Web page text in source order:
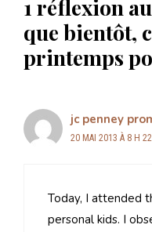
1 réflexion
que bientôt,
printemps
jc penney
20 MAI 2013 À 8 H
Today, I attended
personal kids. I